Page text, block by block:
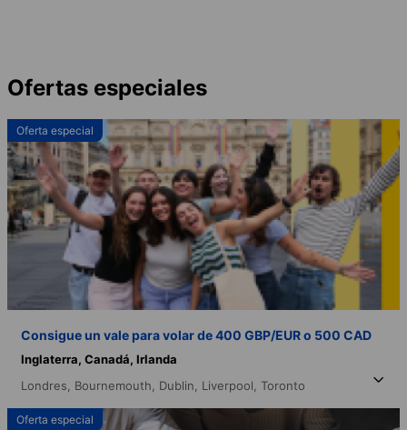
Ofertas especiales
Oferta especial
Consigue un vale para volar de 400 GBP/EUR o 500 CAD
Inglaterra, Canadá, Irlanda
Londres, Bournemouth, Dublin, Liverpool, Toronto
Oferta especial